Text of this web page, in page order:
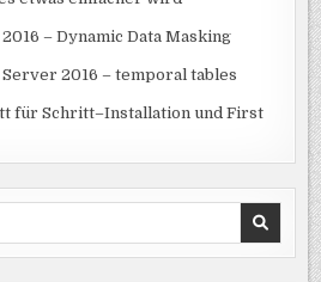
– Dynamic Data Masking
2016 – temporal tables
für Schritt–Installation und First